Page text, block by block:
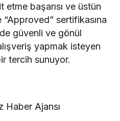
etme başarısı ve üstün
sertifikasına
güvenli ve gönül
yapmak isteyen
tercih sunuyor.
Haber Ajansı